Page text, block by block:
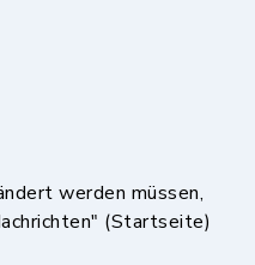
werden müssen,
(Startseite)